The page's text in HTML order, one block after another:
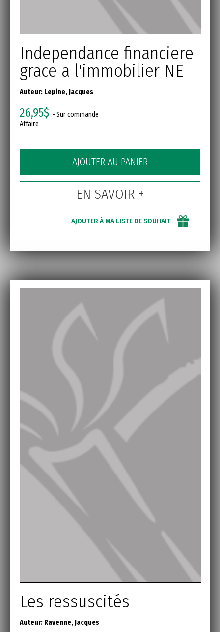
Independance financiere
grace a l'immobilier NE
Auteur: Lepine, Jacques
26,95$ - Sur commande
Affaire
AJOUTER AU PANIER
EN SAVOIR +
AJOUTER À MA LISTE DE SOUHAIT
Les ressuscités
Auteur: Ravenne, Jacques